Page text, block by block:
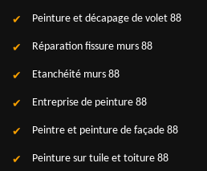
Peinture et décapage de volet 88
Réparation fissure murs 88
Etanchéité murs 88
Entreprise de peinture 88
Peintre et peinture de façade 88
Peinture sur tuile et toiture 88